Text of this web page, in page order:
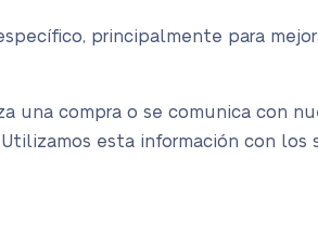
principalmente para
una compra o se comunica con
esta información con los